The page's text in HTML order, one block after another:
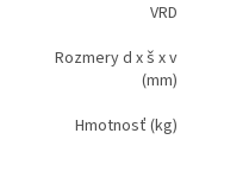
VRD
Rozmery d x š x v
(mm)
Hmotnosť (kg)